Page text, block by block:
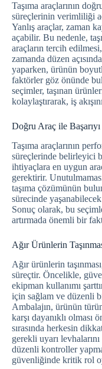
Taşıma araçlarının
süreçlerinin verimliliği
Yanlış araçlar, zaman
açabilir. Bu nedenle,
araçların tercih
zamanda düzen
yaparken, ürünün
faktörler göz önünde
seçimler, taşınan
kolaylaştırarak, iş
Doğru Araç ile Başarıyı
Taşıma araçlarının
süreçlerinde belirleyici
ihtiyaçlara en uygun
gerektirir.
taşıma çözümünün
sürecinde
Sonuç olarak, bu
artırmada önemli bir
Ağır Ürünlerin
Ağır ürünlerin
süreçtir. Öncelikle,
ekipman kullanımı
için sağlam ve düzenli
Ambalajın, ürünün
karşı dayanıklı olması
sırasında herkesin
gerekli uyarı
düzenli kontroller
güvenliğinde kritik rol